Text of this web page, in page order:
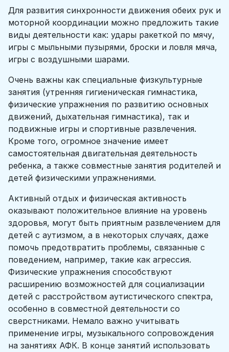
Для развития синхронности движения обеих рук и
моторной координации можно предложить такие
виды деятельности как: удары ракеткой по мячу,
игры с мыльными пузырями, броски и ловля мяча,
игры с воздушными шарами.
Очень важны как специальные физкультурные
занятия (утренняя гигиеническая гимнастика,
физические упражнения по развитию основных
движений, дыхательная гимнастика), так и
подвижные игры и спортивные развлечения.
Кроме того, огромное значение имеет
самостоятельная двигательная деятельность
ребенка, а также совместные занятия родителей и
детей физическими упражнениями.
Активный отдых и физическая активность
оказывают положительное влияние на уровень
здоровья, могут быть приятным развлечением для
детей с аутизмом, а в некоторых случаях, даже
помочь предотвратить проблемы, связанные с
поведением, например, такие как агрессия.
Физические упражнения способствуют
расширению возможностей для социализации
детей с расстройством аутистического спектра,
особенно в совместной деятельности со
сверстниками. Немало важно учитывать
применение игры, музыкального сопровождения
на занятиях АФК. В конце занятий использовать